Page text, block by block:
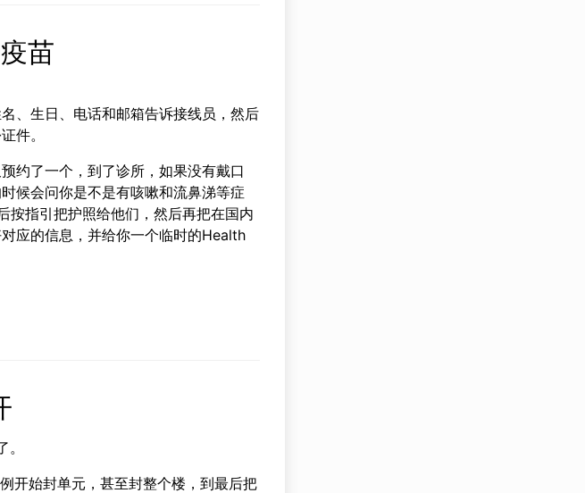
苗
、生日、电话和邮箱告诉接线员，然后
件。
约了一个，到了诊所，如果没有戴口
候会问你是不是有咳嗽和流鼻涕等症
按指引把护照给他们，然后再把在国内
应的信息，并给你一个临时的Health
开始封单元，甚至封整个楼，到最后把